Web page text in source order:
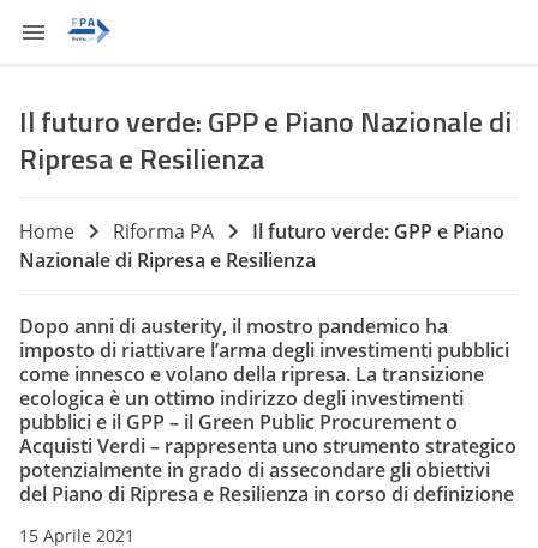
Il futuro verde: GPP e Piano Nazionale di
Ripresa e Resilienza
Home Riforma PA
Il futuro verde: GPP e Piano
Nazionale di Ripresa e Resilienza
Dopo anni di austerity, il mostro pandemico ha
imposto di riattivare l’arma degli investimenti pubblici
come innesco e volano della ripresa. La transizione
ecologica è un ottimo indirizzo degli investimenti
pubblici e il GPP – il Green Public Procurement o
Acquisti Verdi – rappresenta uno strumento strategico
potenzialmente in grado di assecondare gli obiettivi
del Piano di Ripresa e Resilienza in corso di definizione
15 Aprile 2021